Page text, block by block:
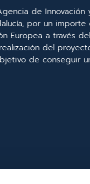
de Innovación
por un importe
Europea a través
del
de conseguir